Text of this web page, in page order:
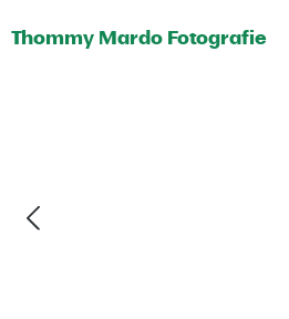
Thommy Mardo Fotografie